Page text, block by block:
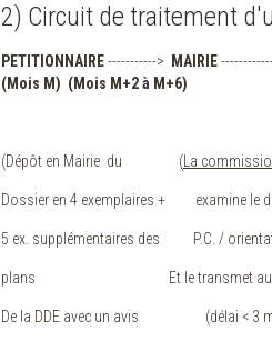
2) Circuit de traitement
PETITIONNAIRE-----------> MAIRIE
(Mois M) (Mois M+2 à M+6)
(Dépôt en Mairie du (La
Dossier en 4 exemplaires +
5 ex. supplémentaires des P.C. /
plans Et le transmet aux
De la DDE avec un avis (délai < 3